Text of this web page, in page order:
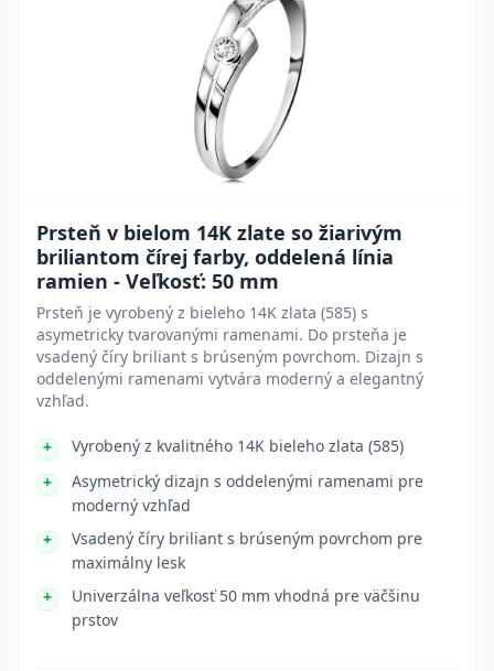
Prsteň v bielom 14K zlate so žiarivým
briliantom čírej farby, oddelená línia
ramien - Veľkosť: 50 mm
Prsteň je vyrobený z bieleho 14K zlata (585) s
asymetricky tvarovanými ramenami. Do prsteňa je
vsadený číry briliant s brúseným povrchom. Dizajn s
oddelenými ramenami vytvára moderný a elegantný
vzhľad.
Vyrobený z kvalitného 14K bieleho zlata (585)
Asymetrický dizajn s oddelenými ramenami pre
moderný vzhľad
Vsadený číry briliant s brúseným povrchom pre
maximálny lesk
Univerzálna veľkosť 50 mm vhodná pre väčšinu
prstov